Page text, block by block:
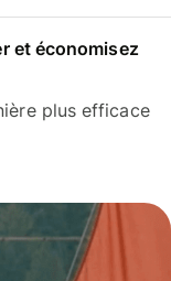
et économisez
plus efficace